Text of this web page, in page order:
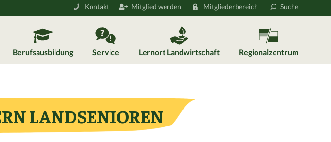
Kontakt Mitglied werden Mitgliederbereich Suche
Berufsausbildung Service Lernort Landwirtschaft Regionalzentrum
LANDSENIOREN